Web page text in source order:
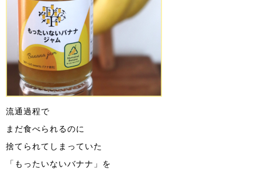
流通過程で
まだ食べられるのに
捨てられてしまっていた
「もったいないバナナ」を